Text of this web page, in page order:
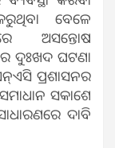
ବେଳେ
ଅସନ୍ତୋଷ
ଦୁଃଖଦ ଘଟଣା
ପ୍ରଶାସନର
ସକାଶେ
ଦାବି